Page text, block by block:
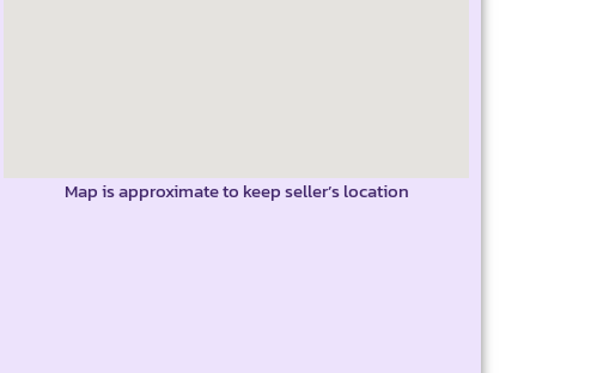
Map is approximate to keep seller’s location